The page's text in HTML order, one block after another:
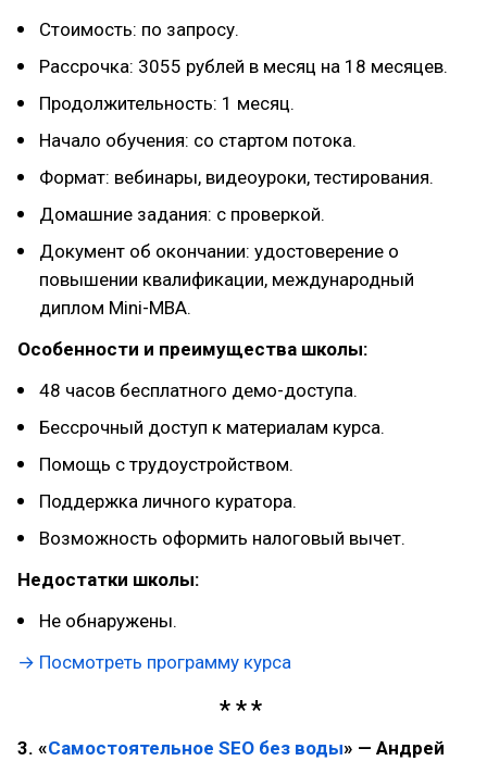
Стоимость: по запросу.
Рассрочка: 3055 рублей в месяц на 18 месяцев.
Продолжительность: 1 месяц.
Начало обучения: со стартом потока.
Формат: вебинары, видеоуроки, тестирования.
Домашние задания: с проверкой.
Документ об окончании: удостоверение о
повышении квалификации, международный
диплом Mini-MBA.
Особенности и преимущества школы:
48 часов бесплатного демо-доступа.
Бессрочный доступ к материалам курса.
Помощь с трудоустройством.
Поддержка личного куратора.
Возможность оформить налоговый вычет.
Недостатки школы:
Не обнаружены.
→ Посмотреть программу курса
3. «Самостоятельное SEO без воды» — Андрей